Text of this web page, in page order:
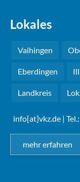
Lokales
Vaihingen
Eberdingen
Landkreis
info[at]vkz.de |
mehr erfahren